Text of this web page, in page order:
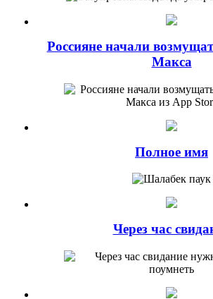
Россияне начали
Макса
Полное имя
Через час